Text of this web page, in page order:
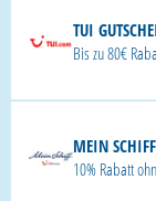
TUI
Bis zu 80€
MEIN
10% Rabatt